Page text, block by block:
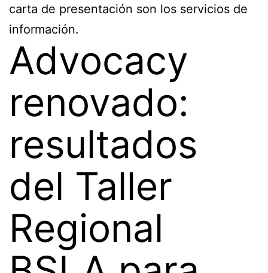
carta de presentación son los servicios de
información.
Advocacy
renovado:
resultados
del Taller
Regional